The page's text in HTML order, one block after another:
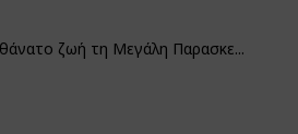
ζωή τη Μεγάλη Παρασκε...